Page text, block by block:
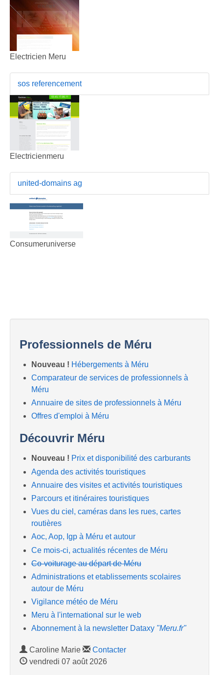
Electricien Meru
sos referencement
Electricienmeru
united-domains ag
Consumeruniverse
Professionnels de Méru
Nouveau ! Hébergements à Méru
Comparateur de services de professionnels à
Méru
Annuaire de sites de professionnels à Méru
Offres d'emploi à Méru
Découvrir Méru
Nouveau ! Prix et disponibilité des carburants
Agenda des activités touristiques
Annuaire des visites et activités touristiques
Parcours et itinéraires touristiques
Vues du ciel, caméras dans les rues, cartes
routières
Aoc, Aop, Igp à Méru et autour
Ce mois-ci, actualités récentes de Méru
Co-voiturage au départ de Méru
Administrations et etablissements scolaires
autour de Méru
Vigilance météo de Méru
Meru à l'international sur le web
Abonnement à la newsletter Dataxy "Meru.fr"
Caroline Marie
Contacter
vendredi 07 août 2026